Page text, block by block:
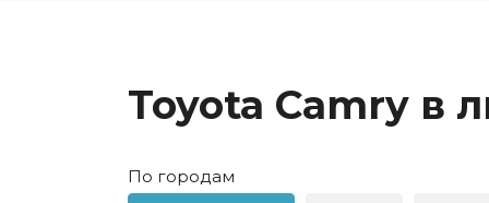
Грузовые автомобили
Для юридических лиц в
Коммерческий
Для
Toyota Camry в
По городам